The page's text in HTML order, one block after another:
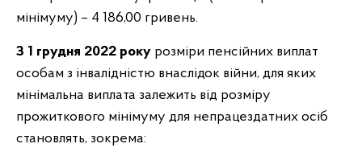
мінімуму) – 4 186,00 гривень.
З 1 грудня 2022 року розміри пенсійних виплат
особам з інвалідністю внаслідок війни, для яких
мінімальна виплата залежить від розміру
прожиткового мінімуму для непрацездатних осіб
становлять, зокрема: